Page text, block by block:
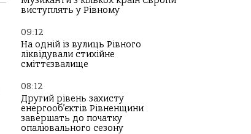
виступлять у Рівному
09:12
На одній із вулиць Рівного
ліквідували стихійне
сміттєзвалище
08:12
Другий рівень захисту
енергооб’єктів Рівненщини
завершать до початку
опалювального сезону